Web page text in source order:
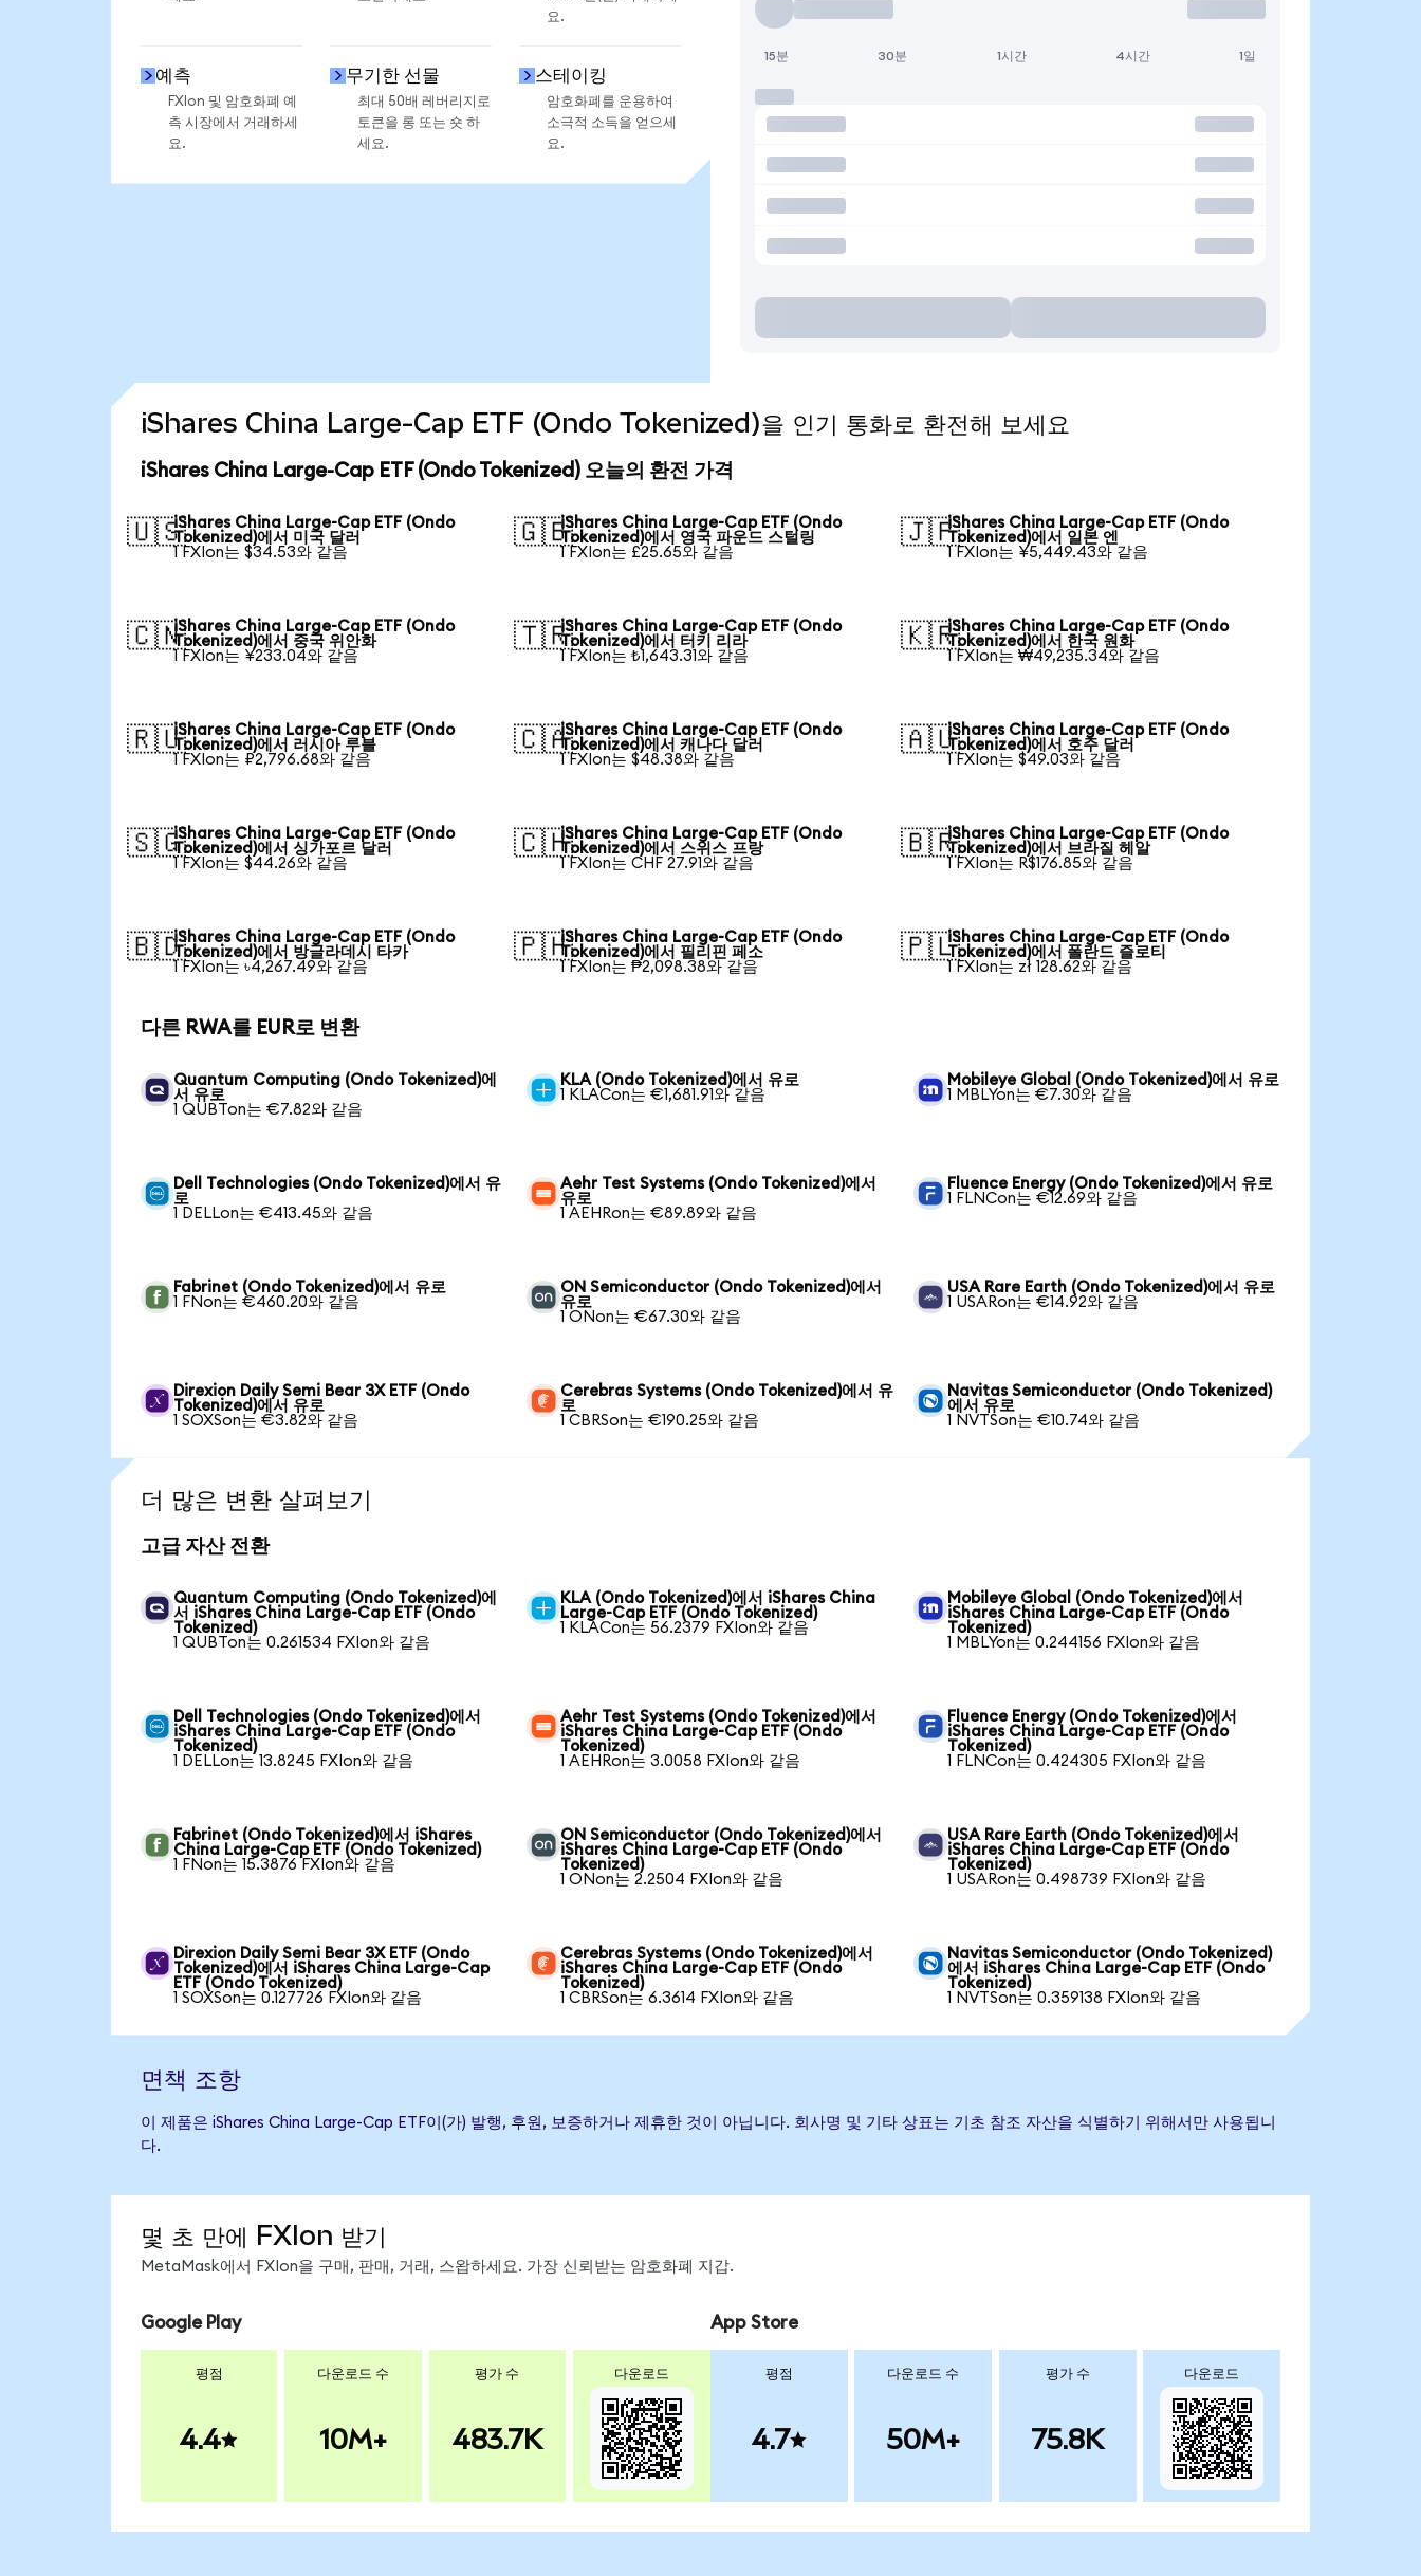
요.
예측
FXIon 및 암호화폐 예
측 시장에서 거래하세
요.
무기한 선물
최대 50배 레버리지로
토큰을 롱 또는 숏 하
세요.
스테이킹
암호화폐를 운용하여
소극적 소득을 얻으세
요.
15분 30분 1시간 4시간 1일
iShares China Large-Cap ETF (Ondo Tokenized)을 인기 통화로 환전해 보세요
iShares China Large-Cap ETF (Ondo Tokenized) 오늘의 환전 가격
🇺🇸iShares China Large-Cap ETF (Ondo
Tokenized)에서 미국 달러
1 FXIon는 $34.53와 같음
🇬🇧iShares China Large-Cap ETF (Ondo
Tokenized)에서 영국 파운드 스털링
1 FXIon는 £25.65와 같음
🇯🇵iShares China Large-Cap ETF (Ondo
Tokenized)에서 일본 엔
1 FXIon는 ¥5,449.43와 같음
🇨🇳iShares China Large-Cap ETF (Ondo
Tokenized)에서 중국 위안화
1 FXIon는 ¥233.04와 같음
🇹🇷iShares China Large-Cap ETF (Ondo
Tokenized)에서 터키 리라
1 FXIon는 ₺1,643.31와 같음
🇰🇷iShares China Large-Cap ETF (Ondo
Tokenized)에서 한국 원화
1 FXIon는 ₩49,235.34와 같음
🇷🇺iShares China Large-Cap ETF (Ondo
Tokenized)에서 러시아 루블
1 FXIon는 ₽2,796.68와 같음
🇨🇦iShares China Large-Cap ETF (Ondo
Tokenized)에서 캐나다 달러
1 FXIon는 $48.38와 같음
🇦🇺iShares China Large-Cap ETF (Ondo
Tokenized)에서 호주 달러
1 FXIon는 $49.03와 같음
🇸🇬iShares China Large-Cap ETF (Ondo
Tokenized)에서 싱가포르 달러
1 FXIon는 $44.26와 같음
🇨🇭iShares China Large-Cap ETF (Ondo
Tokenized)에서 스위스 프랑
1 FXIon는 CHF 27.91와 같음
🇧🇷iShares China Large-Cap ETF (Ondo
Tokenized)에서 브라질 헤알
1 FXIon는 R$176.85와 같음
🇧🇩iShares China Large-Cap ETF (Ondo
Tokenized)에서 방글라데시 타카
1 FXIon는 ৳4,267.49와 같음
🇵🇭iShares China Large-Cap ETF (Ondo
Tokenized)에서 필리핀 페소
1 FXIon는 ₱2,098.38와 같음
🇵🇱iShares China Large-Cap ETF (Ondo
Tokenized)에서 폴란드 즐로티
1 FXIon는 zł 128.62와 같음
다른 RWA를 EUR로 변환
Quantum Computing (Ondo Tokenized)에
서 유로
1 QUBTon는 €7.82와 같음
KLA (Ondo Tokenized)에서 유로
1 KLACon는 €1,681.91와 같음
Mobileye Global (Ondo Tokenized)에서 유로
1 MBLYon는 €7.30와 같음
Dell Technologies (Ondo Tokenized)에서 유
로
1 DELLon는 €413.45와 같음
Aehr Test Systems (Ondo Tokenized)에서
유로
1 AEHRon는 €89.89와 같음
Fluence Energy (Ondo Tokenized)에서 유로
1 FLNCon는 €12.69와 같음
Fabrinet (Ondo Tokenized)에서 유로
1 FNon는 €460.20와 같음
ON Semiconductor (Ondo Tokenized)에서
유로
1 ONon는 €67.30와 같음
USA Rare Earth (Ondo Tokenized)에서 유로
1 USARon는 €14.92와 같음
Direxion Daily Semi Bear 3X ETF (Ondo
Tokenized)에서 유로
1 SOXSon는 €3.82와 같음
Cerebras Systems (Ondo Tokenized)에서 유
로
1 CBRSon는 €190.25와 같음
Navitas Semiconductor (Ondo Tokenized)
에서 유로
1 NVTSon는 €10.74와 같음
더 많은 변환 살펴보기
고급 자산 전환
Quantum Computing (Ondo Tokenized)에
서 iShares China Large-Cap ETF (Ondo
Tokenized)
1 QUBTon는 0.261534 FXIon와 같음
KLA (Ondo Tokenized)에서 iShares China
Large-Cap ETF (Ondo Tokenized)
1 KLACon는 56.2379 FXIon와 같음
Mobileye Global (Ondo Tokenized)에서
iShares China Large-Cap ETF (Ondo
Tokenized)
1 MBLYon는 0.244156 FXIon와 같음
Dell Technologies (Ondo Tokenized)에서
iShares China Large-Cap ETF (Ondo
Tokenized)
1 DELLon는 13.8245 FXIon와 같음
Aehr Test Systems (Ondo Tokenized)에서
iShares China Large-Cap ETF (Ondo
Tokenized)
1 AEHRon는 3.0058 FXIon와 같음
Fluence Energy (Ondo Tokenized)에서
iShares China Large-Cap ETF (Ondo
Tokenized)
1 FLNCon는 0.424305 FXIon와 같음
Fabrinet (Ondo Tokenized)에서 iShares
China Large-Cap ETF (Ondo Tokenized)
1 FNon는 15.3876 FXIon와 같음
ON Semiconductor (Ondo Tokenized)에서
iShares China Large-Cap ETF (Ondo
Tokenized)
1 ONon는 2.2504 FXIon와 같음
USA Rare Earth (Ondo Tokenized)에서
iShares China Large-Cap ETF (Ondo
Tokenized)
1 USARon는 0.498739 FXIon와 같음
Direxion Daily Semi Bear 3X ETF (Ondo
Tokenized)에서 iShares China Large-Cap
ETF (Ondo Tokenized)
1 SOXSon는 0.127726 FXIon와 같음
Cerebras Systems (Ondo Tokenized)에서
iShares China Large-Cap ETF (Ondo
Tokenized)
1 CBRSon는 6.3614 FXIon와 같음
Navitas Semiconductor (Ondo Tokenized)
에서 iShares China Large-Cap ETF (Ondo
Tokenized)
1 NVTSon는 0.359138 FXIon와 같음
면책 조항
이 제품은 iShares China Large-Cap ETF이(가) 발행, 후원, 보증하거나 제휴한 것이 아닙니다. 회사명 및 기타 상표는 기초 참조 자산을 식별하기 위해서만 사용됩니
다.
몇 초 만에 FXIon 받기
MetaMask에서 FXIon을 구매, 판매, 거래, 스왑하세요. 가장 신뢰받는 암호화폐 지갑.
Google Play
평점
4.4
다운로드 수
10M+
평가 수
483.7K
다운로드
App Store
평점
4.7
다운로드 수
50M+
평가 수
75.8K
다운로드